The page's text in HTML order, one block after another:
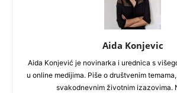
Aida Konjevic
Aida Konjević je novinarka i urednica s
u online medijima. Piše o društvenim
svakodnevnim životnim izazovima.